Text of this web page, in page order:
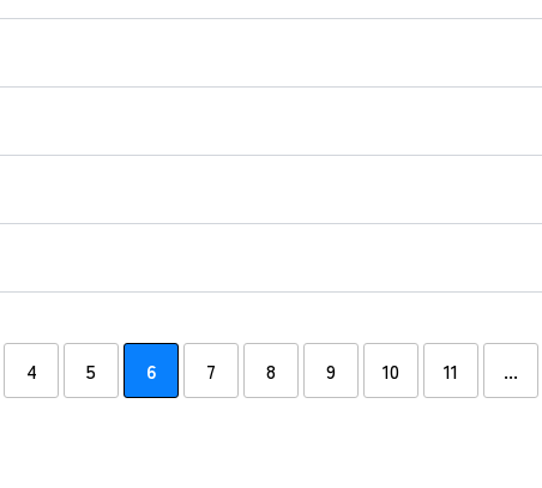
4 5 6 7 8 9 10 11 ...